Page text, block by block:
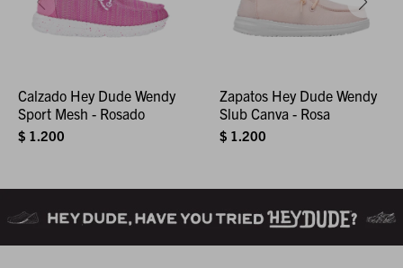
Calzado Hey Dude Wendy
Sport Mesh - Rosado
$ 1.200
Zapatos Hey Dude Wendy
Slub Canva - Rosa
$ 1.200